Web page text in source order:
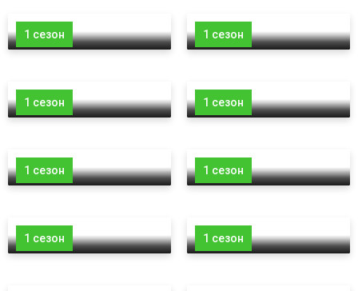
1 сезон 1 сезон
1 сезон 1 сезон
1 сезон 1 сезон
1 сезон 1 сезон